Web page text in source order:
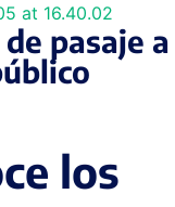
pasaje a
los